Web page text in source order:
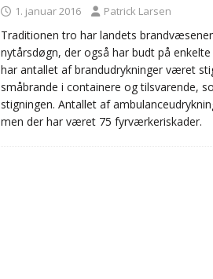
1. januar 2016 Patrick Larsen
Traditionen tro har landets
nytårsdøgn, der også har budt på
har antallet af brandudrykninger været
småbrande i containere og tilsvarende,
stigningen. Antallet af
men der har været 75 fyrværkeriskader.